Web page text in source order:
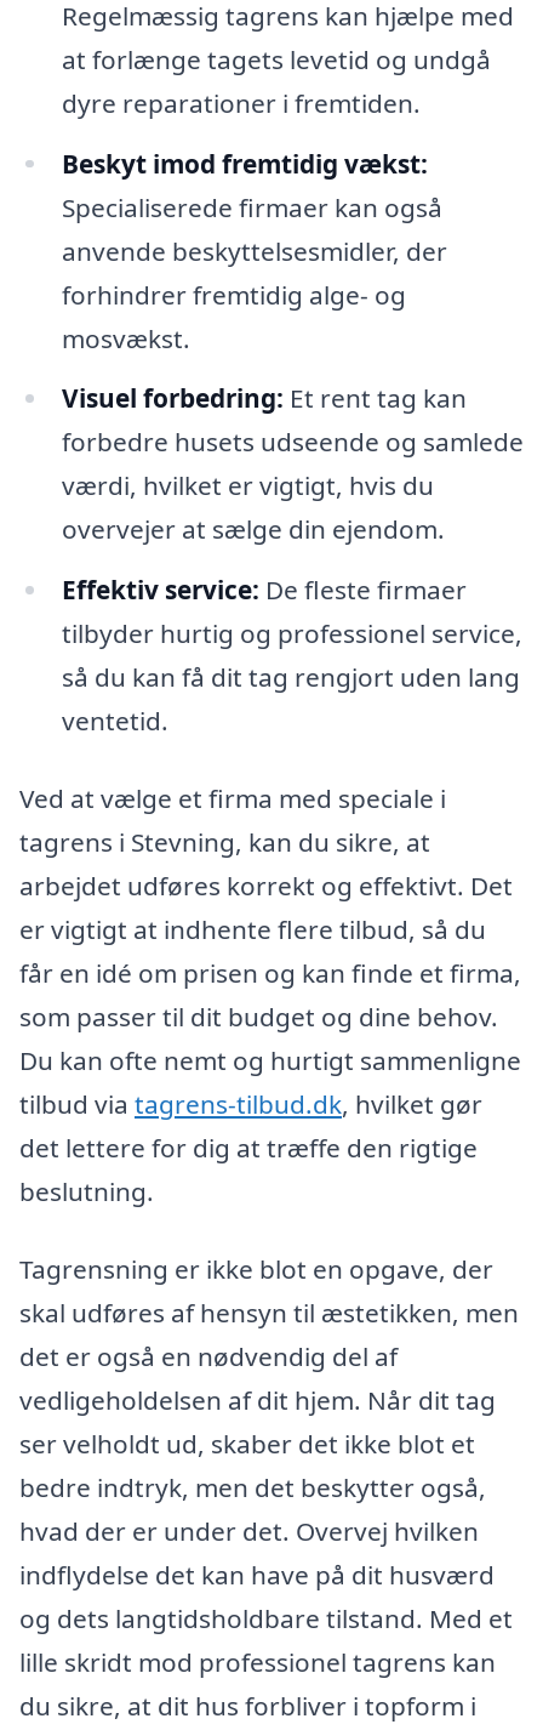
Regelmæssig tagrens kan hjælpe med
at forlænge tagets levetid og undgå
dyre reparationer i fremtiden.
Beskyt imod fremtidig vækst:
Specialiserede firmaer kan også
anvende beskyttelsesmidler, der
forhindrer fremtidig alge- og
mosvækst.
Visuel forbedring: Et rent tag kan
forbedre husets udseende og samlede
værdi, hvilket er vigtigt, hvis du
overvejer at sælge din ejendom.
Effektiv service: De fleste firmaer
tilbyder hurtig og professionel service,
så du kan få dit tag rengjort uden lang
ventetid.
Ved at vælge et firma med speciale i
tagrens i Stevning, kan du sikre, at
arbejdet udføres korrekt og effektivt. Det
er vigtigt at indhente flere tilbud, så du
får en idé om prisen og kan finde et firma,
som passer til dit budget og dine behov.
Du kan ofte nemt og hurtigt sammenligne
tilbud via tagrens-tilbud.dk, hvilket gør
det lettere for dig at træffe den rigtige
beslutning.
Tagrensning er ikke blot en opgave, der
skal udføres af hensyn til æstetikken, men
det er også en nødvendig del af
vedligeholdelsen af dit hjem. Når dit tag
ser velholdt ud, skaber det ikke blot et
bedre indtryk, men det beskytter også,
hvad der er under det. Overvej hvilken
indflydelse det kan have på dit husværd
og dets langtidsholdbare tilstand. Med et
lille skridt mod professionel tagrens kan
du sikre, at dit hus forbliver i topform i